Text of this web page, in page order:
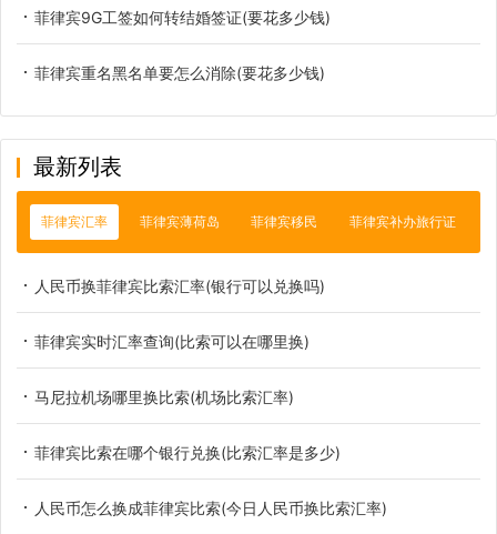
菲律宾9G工签如何转结婚签证(要花多少钱)
菲律宾重名黑名单要怎么消除(要花多少钱)
最新列表
菲律宾汇率 菲律宾薄荷岛 菲律宾移民 菲律宾补办旅行证
人民币换菲律宾比索汇率(银行可以兑换吗)
菲律宾实时汇率查询(比索可以在哪里换)
马尼拉机场哪里换比索(机场比索汇率)
菲律宾比索在哪个银行兑换(比索汇率是多少)
人民币怎么换成菲律宾比索(今日人民币换比索汇率)